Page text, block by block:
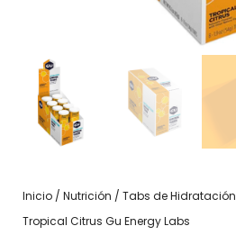
Inicio / Nutrición / Tabs de Hidratación
Tropical Citrus Gu Energy Labs